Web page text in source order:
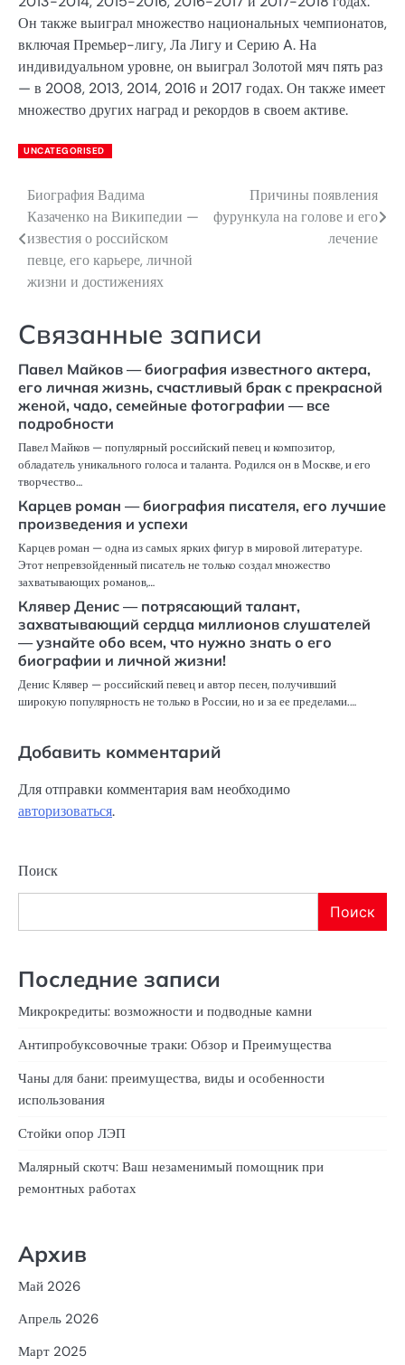
Он также выиграл множество национальных чемпионатов,
включая Премьер-лигу, Ла Лигу и Серию A. На
индивидуальном уровне, он выиграл Золотой мяч пять раз
— в 2008, 2013, 2014, 2016 и 2017 годах. Он также имеет
множество других наград и рекордов в своем активе.
UNCATEGORISED
Навигация
по
записям
Биография Вадима
Казаченко на Википедии —
известия о российском
певце, его карьере, личной
жизни и достижениях
Причины появления
фурункула на голове и его
лечение
Связанные записи
Павел Майков — биография известного актера,
его личная жизнь, счастливый брак с прекрасной
женой, чадо, семейные фотографии — все
подробности
Павел Майков — популярный российский певец и композитор,
обладатель уникального голоса и таланта. Родился он в Москве, и его
творчество…
Карцев роман — биография писателя, его лучшие
произведения и успехи
Карцев роман — одна из самых ярких фигур в мировой литературе.
Этот непревзойденный писатель не только создал множество
захватывающих романов,…
Клявер Денис — потрясающий талант,
захватывающий сердца миллионов слушателей
— узнайте обо всем, что нужно знать о его
биографии и личной жизни!
Денис Клявер — российский певец и автор песен, получивший
широкую популярность не только в России, но и за ее пределами.…
Добавить комментарий
Для отправки комментария вам необходимо
авторизоваться.
Поиск
Поиск
Последние записи
Микрокредиты: возможности и подводные камни
Антипробуксовочные траки: Обзор и Преимущества
Чаны для бани: преимущества, виды и особенности
использования
Стойки опор ЛЭП
Малярный скотч: Ваш незаменимый помощник при
ремонтных работах
Архив
Май 2026
Апрель 2026
Март 2025